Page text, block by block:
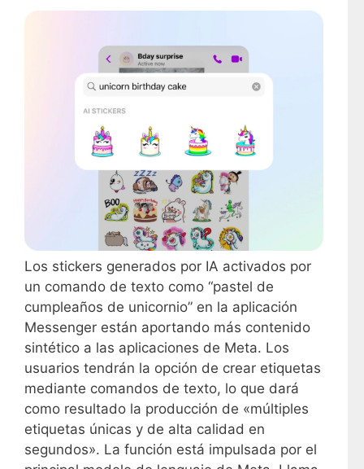
Los stickers generados por IA activados por
un comando de texto como “pastel de
cumpleaños de unicornio” en la aplicación
Messenger están aportando más contenido
sintético a las aplicaciones de Meta. Los
usuarios tendrán la opción de crear etiquetas
mediante comandos de texto, lo que dará
como resultado la producción de «múltiples
etiquetas únicas y de alta calidad en
segundos». La función está impulsada por el